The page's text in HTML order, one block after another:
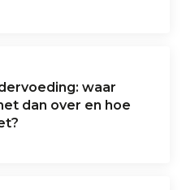
waar
dan over en hoe